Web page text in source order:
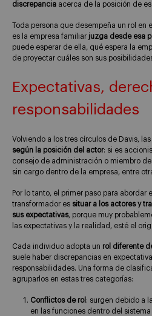
discrepancia acerca de la posición de
Toda persona que desempeña un rol
es la empresa familiar juzga desde esa
puede esperar de ella, qué espera la
de proyectar cuáles son sus
Expectativas,
responsabilidades
Volviendo a los tres círculos de Davis,
según la posición del actor: si es
consejo de administración o miembro
sin cargo dentro de la empresa, entre
Por lo tanto, el primer paso para
transformador es situar a los actores y
sus expectativas, porque muy
las expectativas y la realidad, esté el
Cada individuo adopta un rol diferente
suele haber discrepancias en
responsabilidades. Una forma de
agruparlos en estas tres categorías:
Conflictos de rol : surgen debido a
en las funciones dentro del